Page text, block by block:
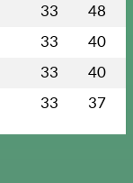
33 48
33 40
33 40
33 37